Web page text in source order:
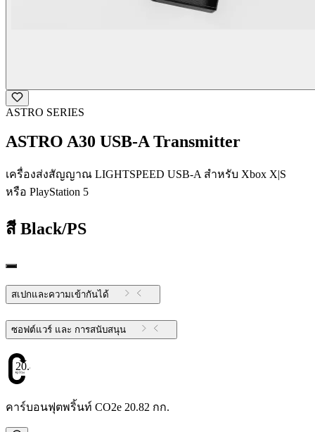
ASTRO SERIES
ASTRO A30 USB-A Transmitter
เครื่องส่งสัญญาณ LIGHTSPEED USB-A สําหรับ Xbox X|S
หรือ PlayStation 5
สี Black/PS
สเปกและความเข้ากันได้
ซอฟต์แวร์ และ การสนับสนุน
20.82
คาร์บอนฟุตพริ้นท์ CO2e 20.82 กก.